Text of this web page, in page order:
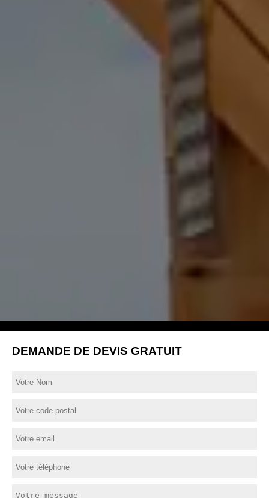
DEMANDE DE DEVIS GRATUIT